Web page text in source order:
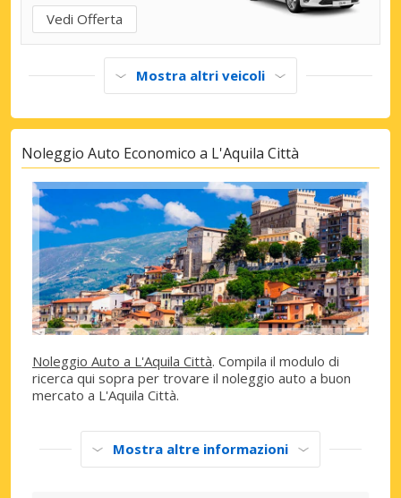
Vedi Offerta
Mostra altri veicoli
Noleggio Auto Economico a L'Aquila Città
Noleggio Auto a L'Aquila Città. Compila il modulo di
ricerca qui sopra per trovare il noleggio auto a buon
mercato a L'Aquila Città.
Mostra altre informazioni